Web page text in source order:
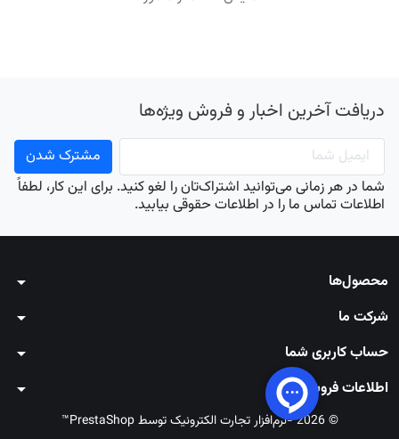
دریافت آخرین اخبار و فروش ویژه‌ها
شما در هر زمانی می‌توانید اشتراک‌تان را لغو کنید. برای این کار، لطفاً
اطلاعات تماس ما را در اطلاعات حقوقی بیابید.
محصول‌ها arrow_drop_down
شرکت ما arrow_drop_down
حساب کاربری شما arrow_drop_down
اطلاعات فروشگاه arrow_drop_down
© 2026 -نرم‌افزار تجارت الکترونیک توسط PrestaShop™